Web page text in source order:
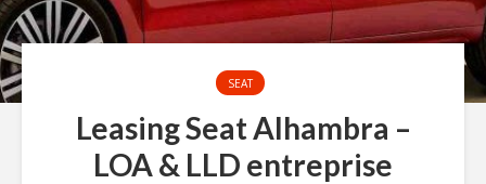
SEAT
Leasing Seat Alhambra –
LOA & LLD entreprise